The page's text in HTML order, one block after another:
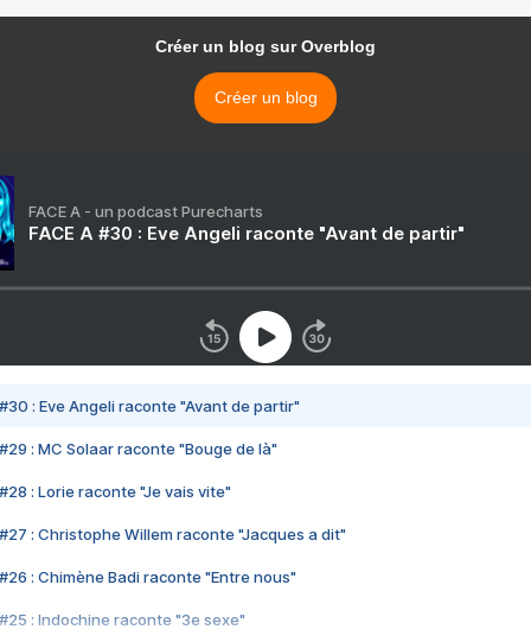
Créer un blog sur Overblog
Créer un blog
FACE A - un podcast Purecharts
FACE A #30 : Eve Angeli raconte "Avant de partir"
#30 : Eve Angeli raconte "Avant de partir"
#29 : MC Solaar raconte "Bouge de là"
#28 : Lorie raconte "Je vais vite"
#27 : Christophe Willem raconte "Jacques a dit"
#26 : Chimène Badi raconte "Entre nous"
#25 : Indochine raconte "3e sexe"